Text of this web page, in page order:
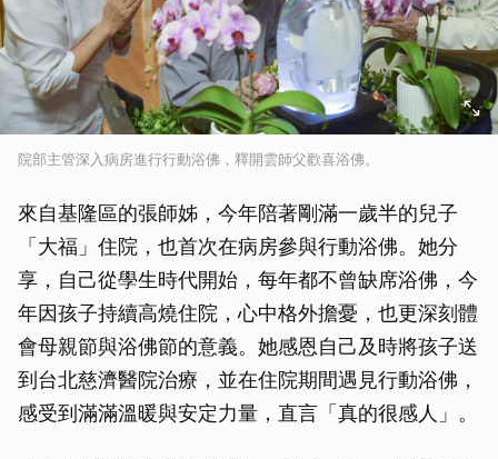
院部主管深入病房進行行動浴佛，釋開雲師父歡喜浴佛。
來自基隆區的張師姊，今年陪著剛滿一歲半的兒子
「大福」住院，也首次在病房參與行動浴佛。她分
享，自己從學生時代開始，每年都不曾缺席浴佛，今
年因孩子持續高燒住院，心中格外擔憂，也更深刻體
會母親節與浴佛節的意義。她感恩自己及時將孩子送
到台北慈濟醫院治療，並在住院期間遇見行動浴佛，
感受到滿滿溫暖與安定力量，直言「真的很感人」。